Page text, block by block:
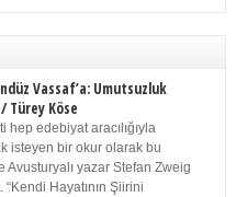
Vassaf’a: Umutsuzluk
Türey Köse
hep edebiyat aracılığıyla
isteyen bir okur olarak bu
yazar Stefan Zweig
“Kendi Hayatının Şiirini